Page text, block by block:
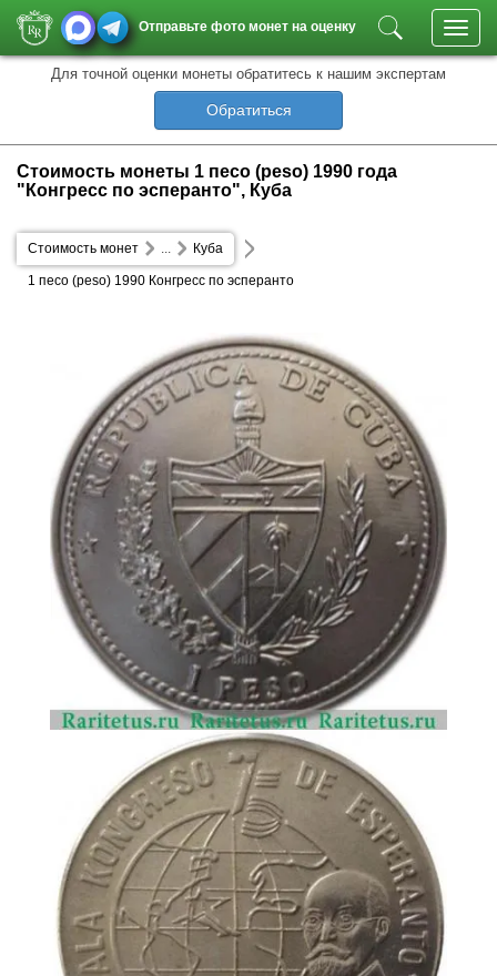
Отправьте фото монет на оценку
Для точной оценки монеты обратитесь к нашим экспертам
Обратиться
Стоимость монеты 1 песо (peso) 1990 года
"Конгресс по эсперанто", Куба
Стоимость монет Куба
...
1 песо (peso) 1990 Конгресс по эсперанто